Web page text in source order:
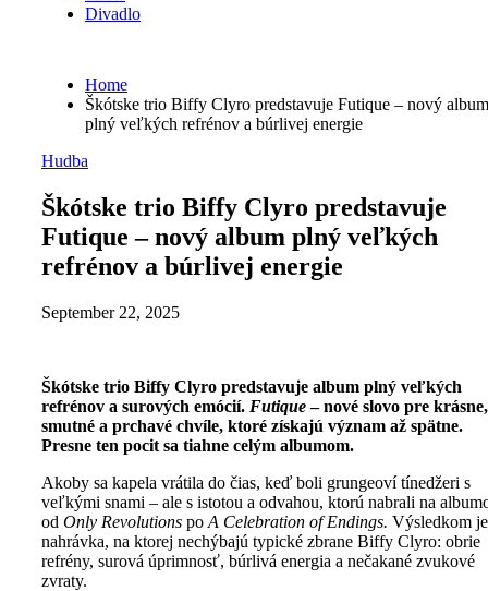
Divadlo
Home
Škótske trio Biffy Clyro predstavuje Futique – nový album
plný veľkých refrénov a búrlivej energie
Hudba
Škótske trio Biffy Clyro predstavuje
Futique – nový album plný veľkých
refrénov a búrlivej energie
September 22, 2025
Škótske trio Biffy Clyro predstavuje album plný veľkých
refrénov a surových emócií. Futique– nové slovo pre krásne,
smutné a prchavé chvíle, ktoré získajú význam až spätne.
Presne ten pocit sa tiahne celým albumom.
Akoby sa kapela vrátila do čias, keď boli grungeoví tínedžeri s
veľkými snami – ale s istotou a odvahou, ktorú nabrali na
od Only Revolutions po A Celebration of Endings. Výsledkom je
nahrávka, na ktorej nechýbajú typické zbrane Biffy Clyro: obrie
refrény, surová úprimnosť, búrlivá energia a nečakané zvukové
zvraty.